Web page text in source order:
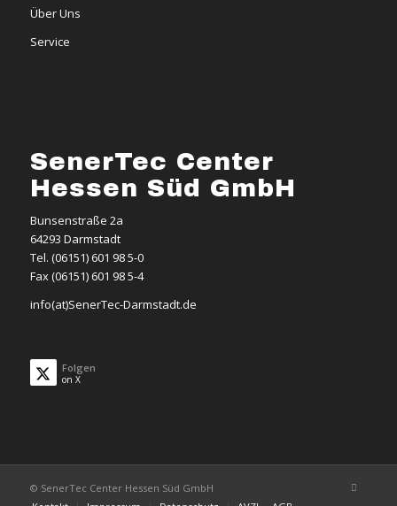
Über Uns
Service
SenerTec Center
Hessen Süd GmbH
Bunsenstraße 2a
64293 Darmstadt
Tel. (06151) 601 98 5-0
Fax (06151) 601 98 5-4
info(at)SenerTec-Darmstadt.de
Folgen
on X
© SenerTec Center Hessen Süd GmbH